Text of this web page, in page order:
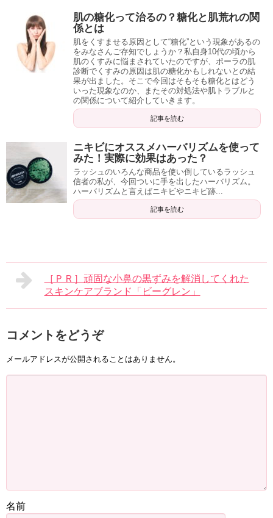
肌の糖化って治るの？糖化と肌荒れの関
係とは
肌をくすませる原因として“糖化”という現象があるの
をみなさんご存知でしょうか？私自身10代の頃から
肌のくすみに悩まされていたのですが、ポーラの肌
診断でくすみの原因は肌の糖化かもしれないとの結
果が出ました。そこで今回はそもそも糖化とはどう
いった現象なのか、またその対処法や肌トラブルと
の関係について紹介していきます。
記事を読む
ニキビにオススメハーバリズムを使って
みた！実際に効果はあった？
ラッシュのいろんな商品を使い倒しているラッシュ
信者の私が、今回ついに手を出したハーバリズム。
ハーバリズムと言えばニキビやニキビ跡...
記事を読む
［ＰＲ］頑固な小鼻の黒ずみを解消してくれた
スキンケアブランド「ビーグレン」
コメントをどうぞ
メールアドレスが公開されることはありません。
名前